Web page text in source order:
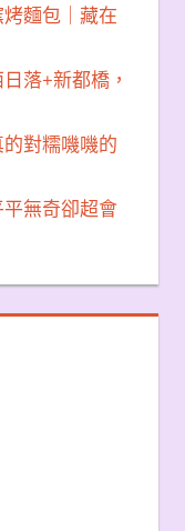
烤麵包｜藏在
落+新都橋，
的對糯嘰嘰的
平無奇卻超會